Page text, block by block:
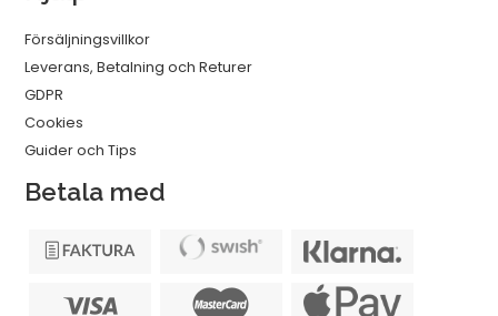
Försäljningsvillkor
Leverans, Betalning och Returer
GDPR
Cookies
Guider och Tips
Betala med